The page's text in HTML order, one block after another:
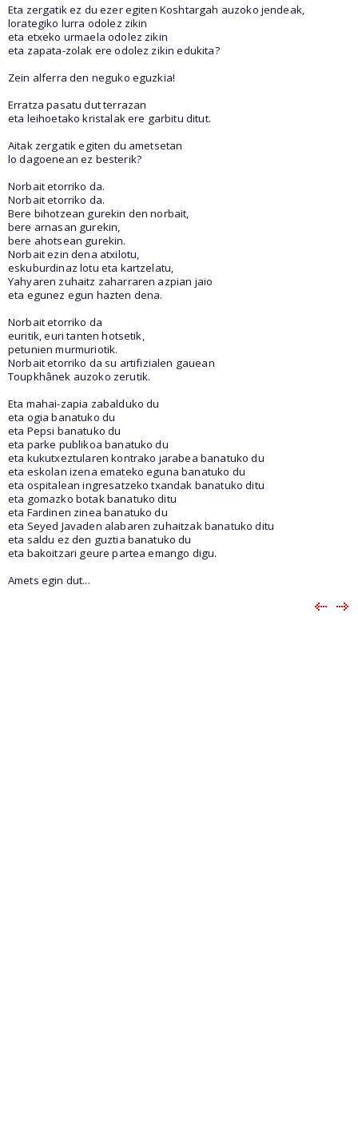
Eta zergatik ez du ezer egiten Koshtargah auzoko jendeak,
lorategiko lurra odolez zikin
eta etxeko urmaela odolez zikin
eta zapata-zolak ere odolez zikin edukita?
Zein alferra den neguko eguzkia!
Erratza pasatu dut terrazan
eta leihoetako kristalak ere garbitu ditut.
Aitak zergatik egiten du ametsetan
lo dagoenean ez besterik?
Norbait etorriko da.
Norbait etorriko da.
Bere bihotzean gurekin den norbait,
bere arnasan gurekin,
bere ahotsean gurekin.
Norbait ezin dena atxilotu,
eskuburdinaz lotu eta kartzelatu,
Yahyaren zuhaitz zaharraren azpian jaio
eta egunez egun hazten dena.
Norbait etorriko da
euritik, euri tanten hotsetik,
petunien murmuriotik.
Norbait etorriko da su artifizialen gauean
Toupkhânek auzoko zerutik.
Eta mahai-zapia zabalduko du
eta ogia banatuko du
eta Pepsi banatuko du
eta parke publikoa banatuko du
eta kukutxeztularen kontrako jarabea banatuko du
eta eskolan izena emateko eguna banatuko du
eta ospitalean ingresatzeko txandak banatuko ditu
eta gomazko botak banatuko ditu
eta Fardinen zinea banatuko du
eta Seyed Javaden alabaren zuhaitzak banatuko ditu
eta saldu ez den guztia banatuko du
eta bakoitzari geure partea emango digu.
Amets egin dut...